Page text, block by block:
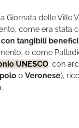
Giornata delle Ville
come era stata
tangibili
o come
UNESCO, con
o Veronese),